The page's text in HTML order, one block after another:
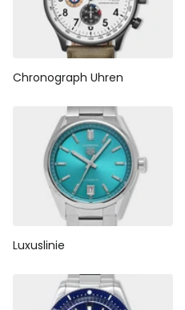
Chronograph Uhren
Luxuslinie